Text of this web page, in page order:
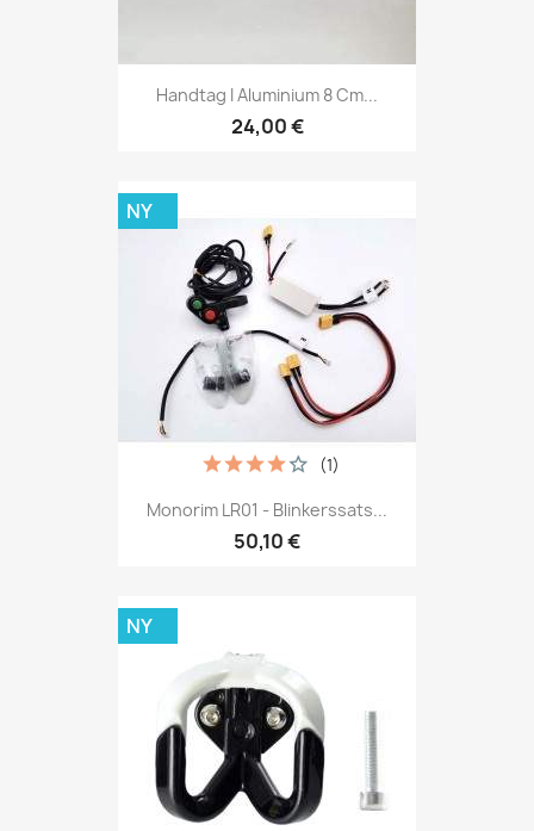
Handtag I Aluminium 8 Cm...
24,00 €
Monorim LR01 - Blinkerssats...
50,10 €
(1)
NY
NY